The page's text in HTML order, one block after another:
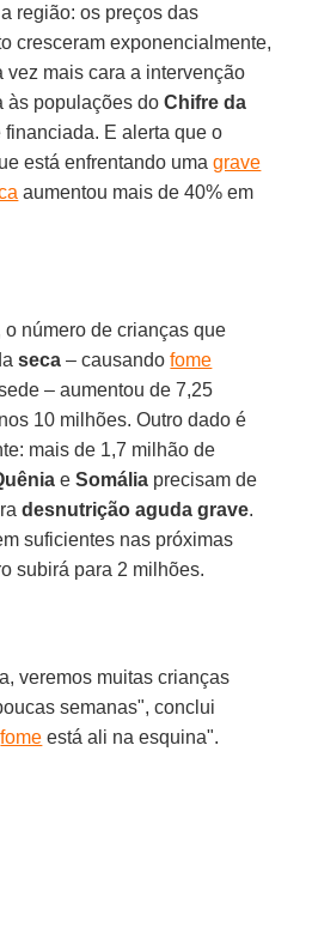
região: os preços das
cresceram exponencialmente,
vez mais cara a intervenção
às populações doChifre da
financiada. E alerta que o
está enfrentando umagrave
aumentou mais de 40% em
o número de crianças que
seca – causandofome
– aumentou de 7,25
10 milhões. Outro dado é
mais de 1,7 milhão de
eSomália precisam de
desnutrição aguda grave.
suficientes nas próximas
subirá para 2 milhões.
veremos muitas crianças
semanas", conclui
fome está ali na esquina".